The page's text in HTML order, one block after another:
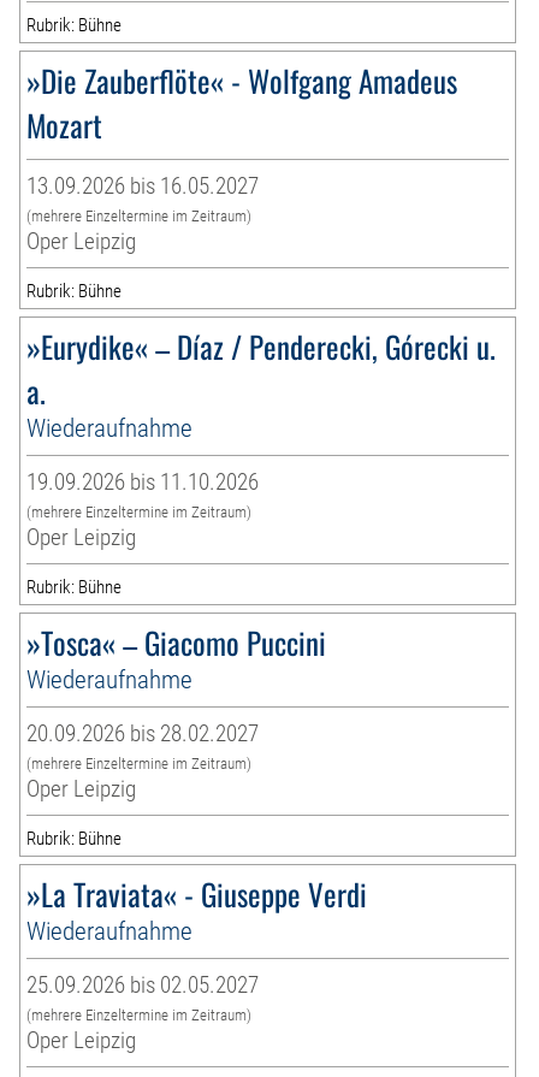
Rubrik: Bühne
»Die Zauberflöte« - Wolfgang Amadeus
Mozart
13.09.2026 bis 16.05.2027
(mehrere Einzeltermine im Zeitraum)
Oper Leipzig
Rubrik: Bühne
»Eurydike« – Díaz / Penderecki, Górecki u.
a.
Wiederaufnahme
19.09.2026 bis 11.10.2026
(mehrere Einzeltermine im Zeitraum)
Oper Leipzig
Rubrik: Bühne
»Tosca« – Giacomo Puccini
Wiederaufnahme
20.09.2026 bis 28.02.2027
(mehrere Einzeltermine im Zeitraum)
Oper Leipzig
Rubrik: Bühne
»La Traviata« - Giuseppe Verdi
Wiederaufnahme
25.09.2026 bis 02.05.2027
(mehrere Einzeltermine im Zeitraum)
Oper Leipzig